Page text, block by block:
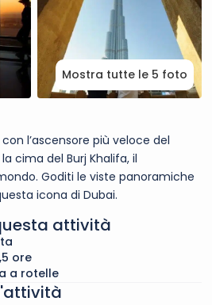
Mostra tutte le 5 foto
l’ascensore più veloce del
cima del Burj Khalifa, il
Goditi le viste panoramiche
icona di Dubai.
attività
ore
a rotelle